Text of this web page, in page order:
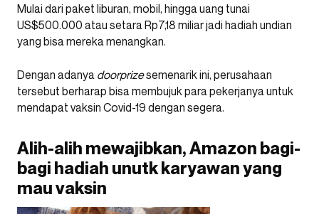
Mulai dari paket liburan, mobil, hingga uang tunai
US$500.000 atau setara Rp7,18 miliar jadi hadiah undian
yang bisa mereka menangkan.
Dengan adanya doorprizesemenarik ini, perusahaan
tersebut berharap bisa membujuk para pekerjanya untuk
mendapat vaksin Covid-19 dengan segera.
Alih-alih mewajibkan, Amazon bagi-
bagi hadiah unutk karyawan yang
mau vaksin